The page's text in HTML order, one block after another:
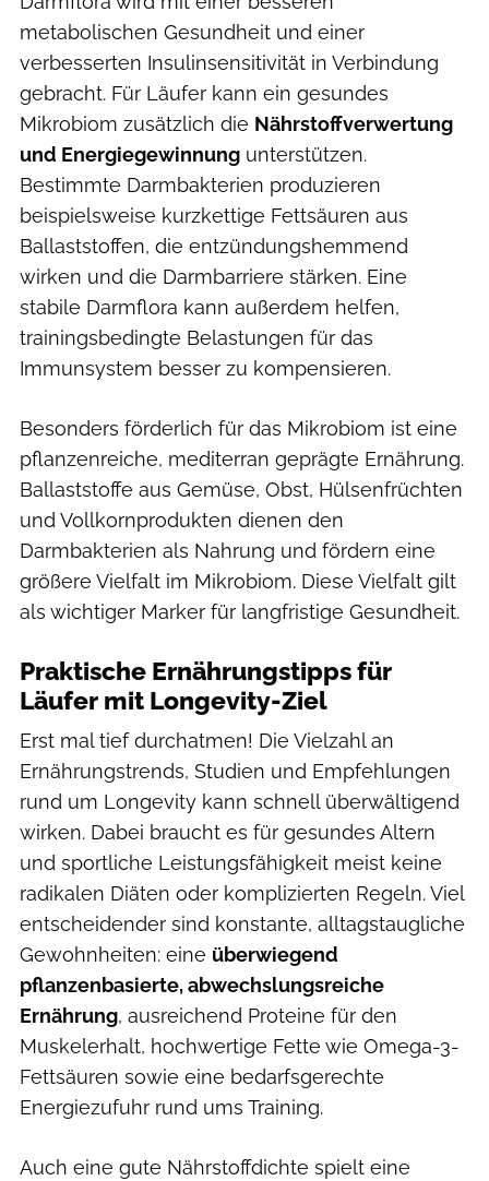
metabolischen Gesundheit und einer
verbesserten Insulinsensitivität in Verbindung
gebracht. Für Läufer kann ein gesundes
Mikrobiom zusätzlich die Nährstoffverwertung
und Energiegewinnung unterstützen.
Bestimmte Darmbakterien produzieren
beispielsweise kurzkettige Fettsäuren aus
Ballaststoffen, die entzündungshemmend
wirken und die Darmbarriere stärken. Eine
stabile Darmflora kann außerdem helfen,
trainingsbedingte Belastungen für das
Immunsystem besser zu kompensieren.
Besonders förderlich für das Mikrobiom ist eine
pflanzenreiche, mediterran geprägte Ernährung.
Ballaststoffe aus Gemüse, Obst, Hülsenfrüchten
und Vollkornprodukten dienen den
Darmbakterien als Nahrung und fördern eine
größere Vielfalt im Mikrobiom. Diese Vielfalt gilt
als wichtiger Marker für langfristige Gesundheit.
Praktische Ernährungstipps für
Läufer mit Longevity-Ziel
Erst mal tief durchatmen! Die Vielzahl an
Ernährungstrends, Studien und Empfehlungen
rund um Longevity kann schnell überwältigend
wirken. Dabei braucht es für gesundes Altern
und sportliche Leistungsfähigkeit meist keine
radikalen Diäten oder komplizierten Regeln. Viel
entscheidender sind konstante, alltagstaugliche
Gewohnheiten: eine überwiegend
pflanzenbasierte, abwechslungsreiche
Ernährung, ausreichend Proteine für den
Muskelerhalt, hochwertige Fette wie Omega-3-
Fettsäuren sowie eine bedarfsgerechte
Energiezufuhr rund ums Training.
Auch eine gute Nährstoffdichte spielt eine